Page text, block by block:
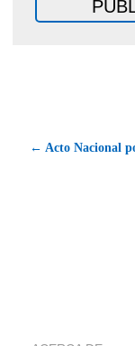
← Acto Nacional